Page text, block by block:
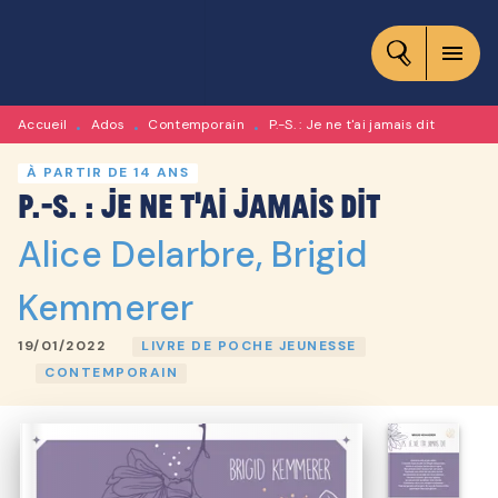
CONTENU
menu
Accueil • Ados • Contemporain • P.-S. : Je ne t'ai jamais dit
À PARTIR DE 14 ANS
P.-S. : Je ne t'ai jamais dit
Alice Delarbre, Brigid
Kemmerer
19/01/2022
LIVRE DE POCHE JEUNESSE
CONTEMPORAIN